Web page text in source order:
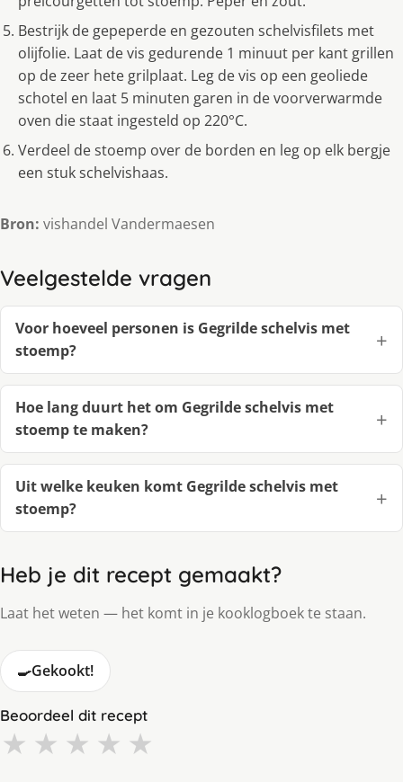
Bestrijk de gepeperde en gezouten schelvisfilets met
olijfolie. Laat de vis gedurende 1 minuut per kant grillen
op de zeer hete grilplaat. Leg de vis op een geoliede
schotel en laat 5 minuten garen in de voorverwarmde
oven die staat ingesteld op 220°C.
Verdeel de stoemp over de borden en leg op elk bergje
een stuk schelvishaas.
Bron: vishandel Vandermaesen
Veelgestelde vragen
Voor hoeveel personen is Gegrilde schelvis met
stoemp?
Hoe lang duurt het om Gegrilde schelvis met
stoemp te maken?
Uit welke keuken komt Gegrilde schelvis met
stoemp?
Heb je dit recept gemaakt?
Laat het weten — het komt in je kooklogboek te staan.
🍳Gekookt!
Beoordeel dit recept
★ ★ ★ ★ ★